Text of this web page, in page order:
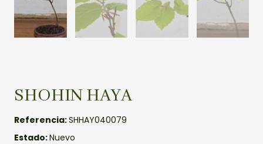
SHOHIN HAYA
Referencia:SHHAY040079
Estado:Nuevo